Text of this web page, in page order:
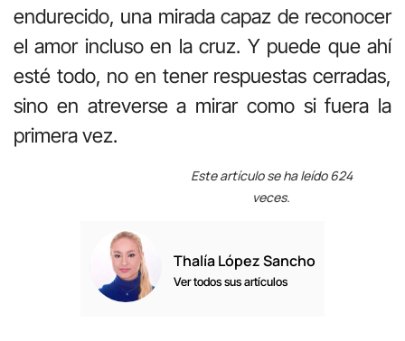
endurecido, una mirada capaz de reconocer
el amor incluso en la cruz. Y puede que ahí
esté todo, no en tener respuestas cerradas,
sino en atreverse a mirar como si fuera la
primera vez.
Este artículo se ha leído 624
veces.
Thalía López Sancho
Ver todos sus artículos